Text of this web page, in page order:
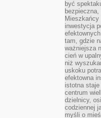
być
inwestycja
tam, gdzie
ważniejsza
cień w
niż
uskoku
efektowna
istotna
centrum
dzielnicy,
codziennej
myśli o